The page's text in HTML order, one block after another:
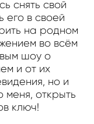
снять свой
его в своей
на родном
во всём
шоу о
и от их
но и
меня, открыть
ключ!